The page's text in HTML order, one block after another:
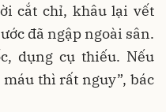
cắt chỉ, khâu lại vết
đã ngập ngoài sân.
dụng cụ thiếu. Nếu
thì rất nguy”, bác